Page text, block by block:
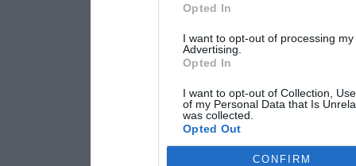
Opted In
I want to opt-out of processing
Advertising.
Opted In
I want to opt-out of Collection,
of my Personal Data that Is
was collected.
Opted Out
CONFIRM